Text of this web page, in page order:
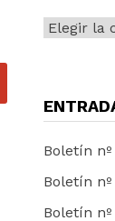
Boletines
Boletín
Boletín
Boletín